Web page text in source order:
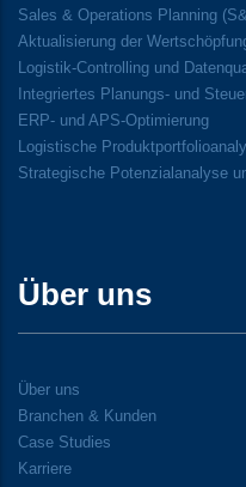
Sales & Operations Planning
Aktualisierung der
Logistik-Controlling und
Integriertes Planungs- und
ERP- und APS-Optimierung
Logistische
Strategische Potenzialanalyse
Über uns
Über uns
Branchen & Kunden
Case Studies
Karriere